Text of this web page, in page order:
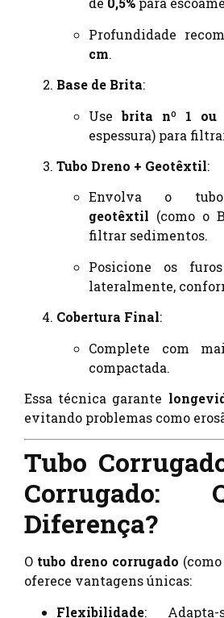
Profundidade
cm.
Base de Brita:
Usebrita nº 1 ou
espessura) para
Tubo Dreno + Geotêxtil:
Envolva o
geotêxtil (como o
filtrar sedimentos.
Posicione os
lateralmente,
Cobertura Final:
Complete com
compactada.
Essa técnica garante
evitando problemas como
Tubo
Corrugado:
Diferença?
O tubo dreno corrugado
oferece vantagens únicas:
Flexibilidade: